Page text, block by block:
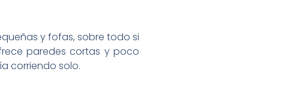
y fofas, sobre todo si
paredes cortas y poco
corriendo solo.